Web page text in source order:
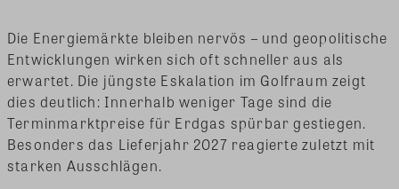
Die Energiemärkte bleiben nervös – und geopolitische
Entwicklungen wirken sich oft schneller aus als
erwartet. Die jüngste Eskalation im Golfraum zeigt
dies deutlich: Innerhalb weniger Tage sind die
Terminmarktpreise für Erdgas spürbar gestiegen.
Besonders das Lieferjahr 2027 reagierte zuletzt mit
starken Ausschlägen.